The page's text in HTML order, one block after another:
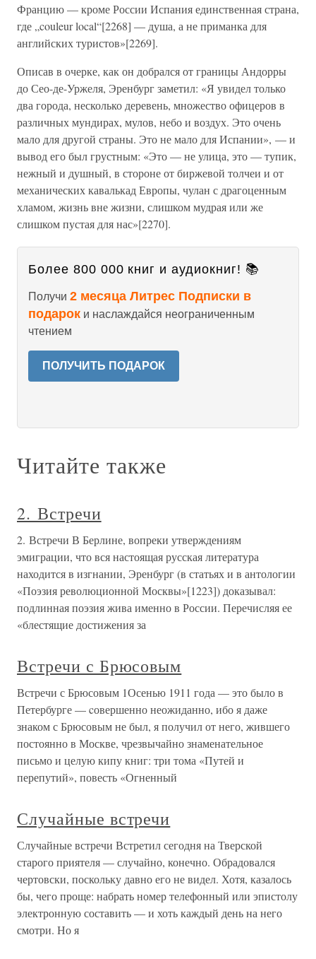
Францию — кроме России Испания единственная страна,
где „couleur local“[2268] — душа, а не приманка для
английских туристов»[2269].
Описав в очерке, как он добрался от границы Андорры
до Сео-де-Уржеля, Эренбург заметил: «Я увидел только
два города, несколько деревень, множество офицеров в
различных мундирах, мулов, небо и воздух. Это очень
мало для другой страны. Это не мало для Испании», — и
вывод его был грустным: «Это — не улица, это — тупик,
нежный и душный, в стороне от биржевой толчеи и от
механических кавалькад Европы, чулан с драгоценным
хламом, жизнь вне жизни, слишком мудрая или же
слишком пустая для нас»[2270].
Более 800 000 книг и аудиокниг! 📚
Получи 2 месяца Литрес Подписки в
подарок и наслаждайся неограниченным
чтением
ПОЛУЧИТЬ ПОДАРОК
Читайте также
2. Встречи
2. Встречи В Берлине, вопреки утверждениям
эмиграции, что вся настоящая русская литература
находится в изгнании, Эренбург (в статьях и в антологии
«Поэзия революционной Москвы»[1223]) доказывал:
подлинная поэзия жива именно в России. Перечисляя ее
«блестящие достижения за
Встречи с Брюсовым
Встречи с Брюсовым 1Осенью 1911 года — это было в
Петербурге — cовершенно неожиданно, ибо я даже
знаком с Брюсовым не был, я получил от него, жившего
постоянно в Москве, чрезвычайно знаменательное
письмо и целую кипу книг: три тома «Путей и
перепутий», повесть «Огненный
Случайные встречи
Случайные встречи Встретил сегодня на Тверской
старого приятеля — случайно, конечно. Обрадовался
чертовски, поскольку давно его не видел. Хотя, казалось
бы, чего проще: набрать номер телефонный или эпистолу
электронную составить — и хоть каждый день на него
смотри. Но я